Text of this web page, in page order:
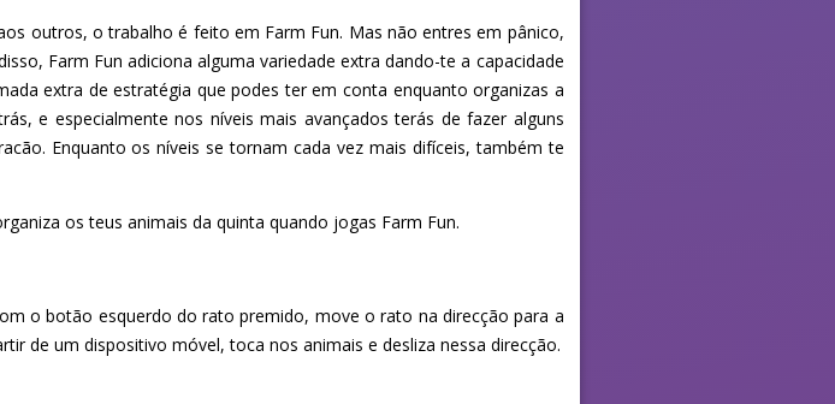
outros, o trabalho é feito em Farm Fun. Mas não entres em pânico,
Farm Fun adiciona alguma variedade extra dando-te a capacidade
extra de estratégia que podes ter em conta enquanto organizas a
e especialmente nos níveis mais avançados terás de fazer alguns
Enquanto os níveis se tornam cada vez mais difíceis, também te
os teus animais da quinta quando jogas Farm Fun.
o botão esquerdo do rato premido, move o rato na direcção para a
de um dispositivo móvel, toca nos animais e desliza nessa direcção.